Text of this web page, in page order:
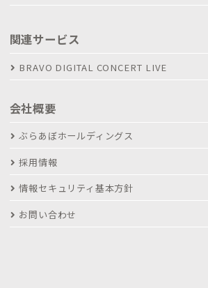
関連サービス
BRAVO DIGITAL CONCERT LIVE
会社概要
ぶらあぼホールディングス
採用情報
情報セキュリティ基本方針
お問い合わせ